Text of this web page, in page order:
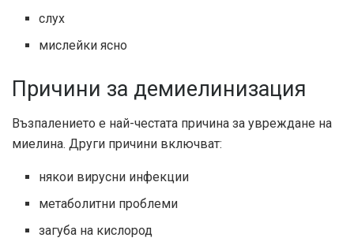
слух
мислейки ясно
Причини за демиелинизация
Възпалението е най-честата причина за увреждане на
миелина. Други причини включват:
някои вирусни инфекции
метаболитни проблеми
загуба на кислород